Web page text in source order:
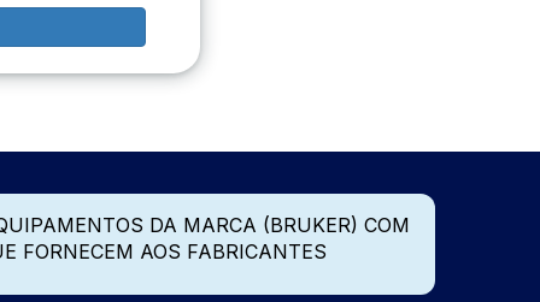
DA MARCA (BRUKER) COM
FORNECEM AOS FABRICANTES